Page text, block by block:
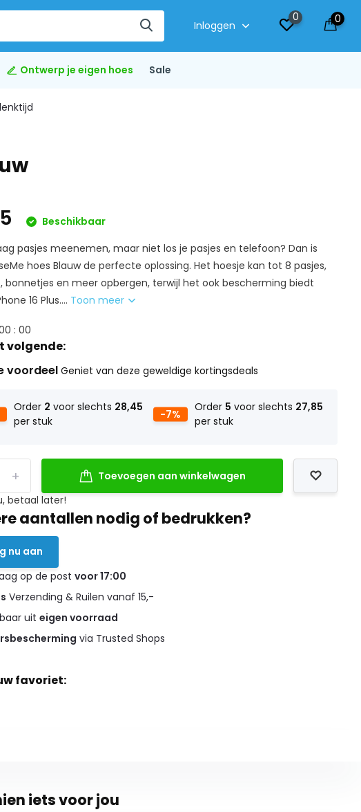
Inloggen
0 0
Ontwerp je eigen hoes Sale
Beschikbaar
pasjes meenemen, maar niet los je pasjes en telefoon? Dan is
hoes Blauw de perfecte oplossing. Het hoesje kan tot 8 pasjes,
bonnetjes en meer opbergen, terwijl het ook bescherming biedt
16 Plus.... Toon meer
0 :00
volgende:
voordeelGeniet van deze geweldige kortingsdeals
Order 2 voor slechts 28,45
per stuk
-7%
Order 5 voor slechts 27,85
per stuk
+
Toevoegen aan winkelwagen
betaal later!
aantallen nodig of bedrukken?
nu aan
op de postvoor 17:00
Verzending & Ruilen vanaf 15,-
uiteigen voorraad
via Trusted Shops
favoriet:
iets voor jou